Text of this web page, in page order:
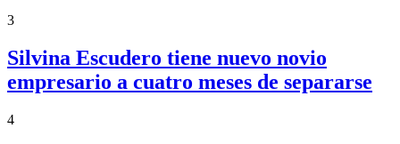
3
Silvina Escudero tiene nuevo novio
empresario a cuatro meses de separarse
4